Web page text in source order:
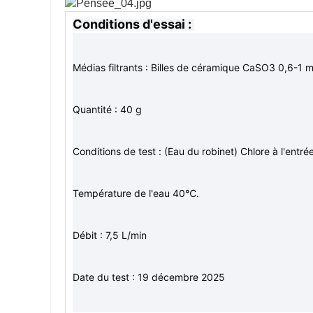
Conditions d'essai :
Médias filtrants : Billes de céramique CaSO3 0,6-1
Quantité : 40 g
Conditions de test : (Eau du robinet) Chlore à l'entrée
Température de l'eau 40℃.
Débit : 7,5 L/min
Date du test : 19 décembre 2025